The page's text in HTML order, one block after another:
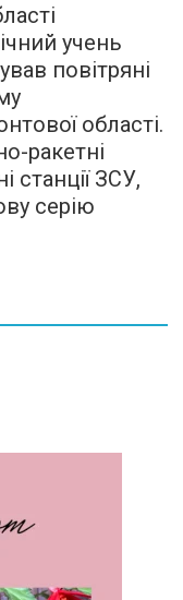
учень
повітряні
області.
ракетні
станції ЗСУ,
серію